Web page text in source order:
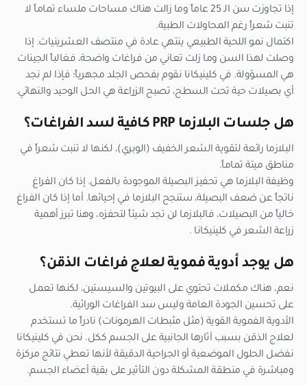
إذا تجاوزت سن الـ 25 عاماً وما زالت هناك مساحات ملساء تماماً لا
تنبت شعراً رغم المحاولات الطبية.
اكتمال نمو اللحية الطبيعي ينتهي عادة في منتصف العشرينيات. إذا
وصلت لهذا السن وما زلت تعاني من فراغات واضحة، فغالباً الجينات
هي المسؤولة. في كلينيكانا نقوم بفحص الجلد مجهرياً؛ فإذا لم نجد
أي بصيلات حية تحت السطح، تصبح الزراعة هي الحل الوحيد والنهائي.
هل جلسات البلازما PRP كافية لسد الفراغات؟
البلازما رائعة لتقوية الشعر الخفيف (الوبري)، لكنها لا تنبت شعراً في
مناطق ميتة تماماً.
وظيفة البلازما هي تحفيز البصيلة الموجودة بالفعل. إذا كان الفراغ
ناتجاً عن ضعف البصيلة، ستنجح البلازما في إحيائها. أما إذا كان الفراغ
خالياً من البصيلات، فالبلازما لن تجد شيئاً لتحفزه، وهنا تبرز أهمية
زراعة الشعر في كلينيكانا .
هل يوجد أدوية فموية لعلاج فراغات الذقن؟
نعم، هناك مكملات تحتوي على البيوتين والسيستين، لكنها تعمل
على تحسين الجودة العامة وليس سد الفراغات الوراثية.
الأدوية الفموية القوية (مثل مثبطات الهرمونات) نادراً ما تستخدم
لعلاج الذقن بسبب آثارها الجانبية على الجسم ككل. نحن في كلينيكانا
نفضل الحلول الموضعية أو الجراحية الدقيقة لأنها تعطي نتائج مركزة
ومباشرة في منطقة المشكلة دون التأثير على بقية أعضاء الجسم.